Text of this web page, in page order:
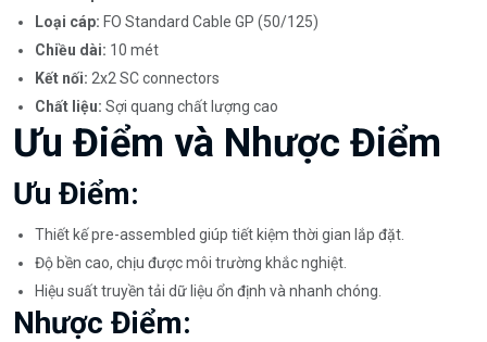
Loại cáp: FO Standard Cable GP (50/125)
Chiều dài: 10 mét
Kết nối: 2x2 SC connectors
Chất liệu: Sợi quang chất lượng cao
Ưu Điểm và Nhược Điểm
Ưu Điểm:
Thiết kế pre-assembled giúp tiết kiệm thời gian lắp đặt.
Độ bền cao, chịu được môi trường khắc nghiệt.
Hiệu suất truyền tải dữ liệu ổn định và nhanh chóng.
Nhược Điểm: